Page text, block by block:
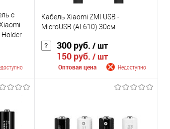
с
Holder
Кабель Xiaomi ZMI USB -
MicroUSB (AL610) 30cм
300 руб./ шт
150 руб./ шт
Оптовая цена Недоступно
К сравнению